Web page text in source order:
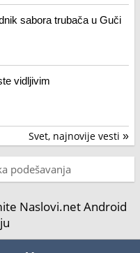
sabora trubača u Guči
vidljivim
Svet, najnovije vesti »
podešavanja
Naslovi.net Android